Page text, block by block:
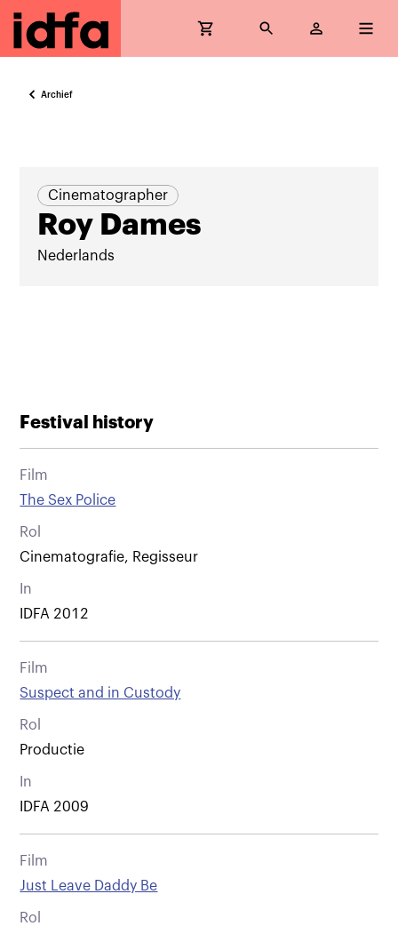
Archief
Cinematographer
Roy Dames
Nederlands
Festival history
Film
The Sex Police
Rol
Cinematografie, Regisseur
In
IDFA 2012
Film
Suspect and in Custody
Rol
Productie
In
IDFA 2009
Film
Just Leave Daddy Be
Rol